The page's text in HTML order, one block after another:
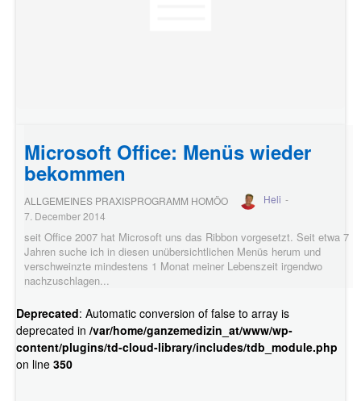
Deprecated: Automatic conversion of false to array is
deprecated in /var/home/ganzemedizin_at/www/wp-
content/plugins/td-cloud-library/includes/tdb_module.php
on line 350
Microsoft Office: Menüs wieder
bekommen
ALLGEMEINES PRAXISPROGRAMM HOMÖO Heli -
7. December 2014
seit Office 2007 hat Microsoft uns das Ribbon vorgesetzt. Seit etwa 7
Jahren suche ich in diesen unübersichtlichen Menüs herum und
verschweinzte mindestens 1 Monat meiner Lebenszeit irgendwo
nachzuschlagen...